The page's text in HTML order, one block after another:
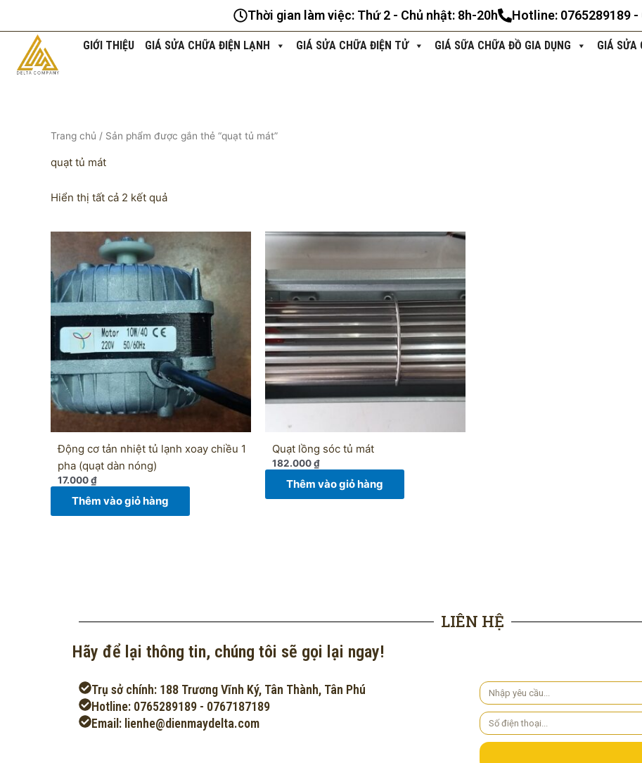
dung
Thời gian làm việc: Thứ 2 - Chủ nhật: 8h-20h Hotline: 0765289189 -
GIỚI THIỆU GIÁ SỬA CHỮA ĐIỆN LẠNH GIÁ SỬA CHỮA ĐIỆN TỬ GIÁ SỮA CHỮA ĐỒ GIA DỤNG GIÁ SỬA
Trang chủ / Sản phẩm được gắn thẻ “quạt tủ mát”
quạt tủ mát
Hiển thị tất cả 2 kết quả
Động cơ tản nhiệt tủ lạnh xoay chiều 1
pha (quạt dàn nóng)
17.000₫
Thêm vào giỏ hàng
Quạt lồng sóc tủ mát
182.000₫
Thêm vào giỏ hàng
LIÊN HỆ
Hãy để lại thông tin, chúng tôi sẽ gọi lại ngay!
Trụ sở chính: 188 Trương Vĩnh Ký, Tân Thành, Tân Phú
Hotline: 0765289189 - 0767187189
Email: lienhe@dienmaydelta.com
Yêu
cầu
Số
điện
thoại